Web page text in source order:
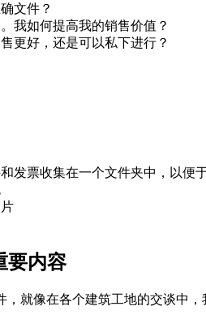
文件？
我如何提高我的销售价值？
更好，还是可以私下进行？
发票收集在一个文件夹中，以便
要内容
就像在各个建筑工地的交谈中